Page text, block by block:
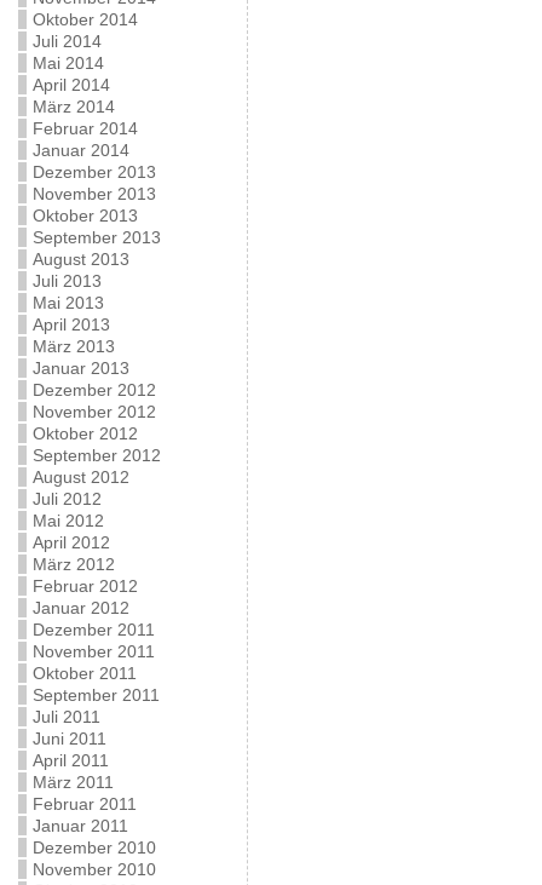
Oktober 2014
Juli 2014
Mai 2014
April 2014
März 2014
Februar 2014
Januar 2014
Dezember 2013
November 2013
Oktober 2013
September 2013
August 2013
Juli 2013
Mai 2013
April 2013
März 2013
Januar 2013
Dezember 2012
November 2012
Oktober 2012
September 2012
August 2012
Juli 2012
Mai 2012
April 2012
März 2012
Februar 2012
Januar 2012
Dezember 2011
November 2011
Oktober 2011
September 2011
Juli 2011
Juni 2011
April 2011
März 2011
Februar 2011
Januar 2011
Dezember 2010
November 2010